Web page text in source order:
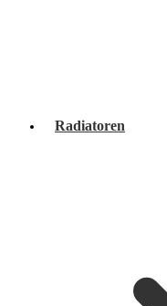
Radiatoren